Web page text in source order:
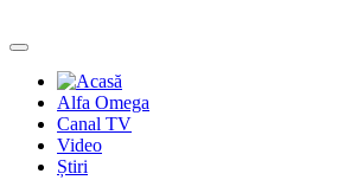
Alfa Omega
Canal TV
Video
Știri